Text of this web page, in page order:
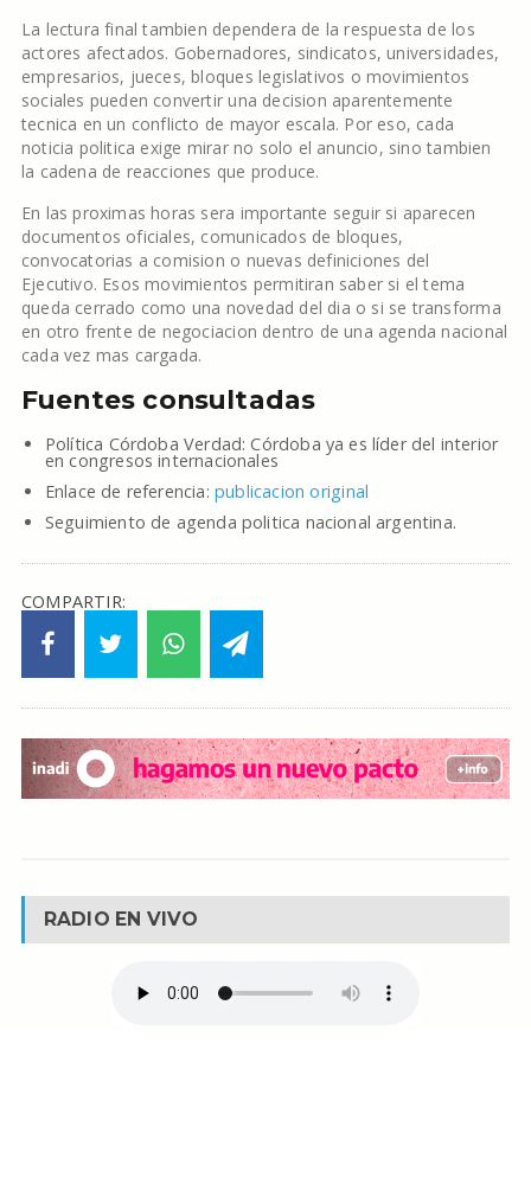
La lectura final tambien dependera de la respuesta de los
actores afectados. Gobernadores, sindicatos, universidades,
empresarios, jueces, bloques legislativos o movimientos
sociales pueden convertir una decision aparentemente
tecnica en un conflicto de mayor escala. Por eso, cada
noticia politica exige mirar no solo el anuncio, sino tambien
la cadena de reacciones que produce.
En las proximas horas sera importante seguir si aparecen
documentos oficiales, comunicados de bloques,
convocatorias a comision o nuevas definiciones del
Ejecutivo. Esos movimientos permitiran saber si el tema
queda cerrado como una novedad del dia o si se transforma
en otro frente de negociacion dentro de una agenda nacional
cada vez mas cargada.
Fuentes consultadas
Política Córdoba Verdad: Córdoba ya es líder del interior
en congresos internacionales
Enlace de referencia: publicacion original
Seguimiento de agenda politica nacional argentina.
COMPARTIR:
RADIO EN VIVO